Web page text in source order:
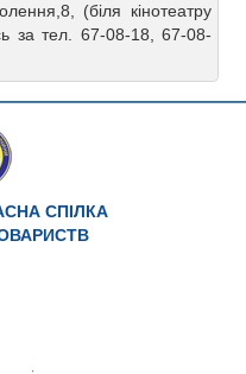
(біля кінотеатру
за тел. 67-08-18, 67-08-
СПІЛКА